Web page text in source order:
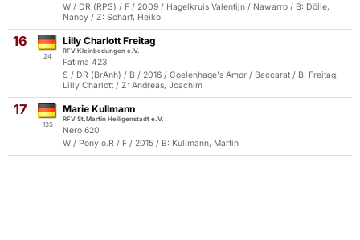
W / DR (RPS) / F / 2009 / Hagelkruis Valentijn / Nawarro / B: Dölle,
Nancy / Z: Scharf, Heiko
16
24
Lilly Charlott Freitag
RFV Kleinbodungen e.V.
Fatima 423
S / DR (BrAnh) / B / 2016 / Coelenhage's Amor / Baccarat / B: Freitag,
Lilly Charlott / Z: Andreas, Joachim
17
135
Marie Kullmann
RFV St.Martin Heiligenstadt e.V.
Nero 620
W / Pony o.R / F / 2015 / B: Kullmann, Martin